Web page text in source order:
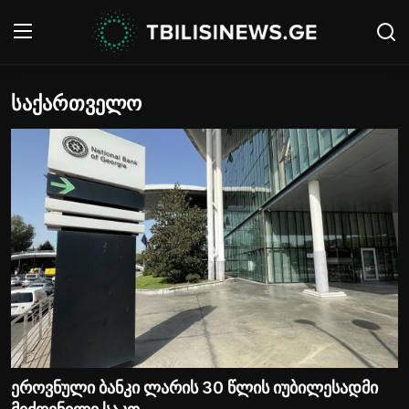
შესვლა
მთავარი
ახალი ამბები
Contact
გალერეა
პოლიტიკა
მსოფლიო
საქართველო
საქართველო
ეროვნული ბანკი ლარის 30 წლის იუბილესადმი